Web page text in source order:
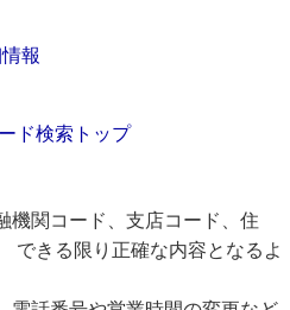
報
ド検索トップ
機関コード、支店コード、住
できる限り正確な内容となるよ